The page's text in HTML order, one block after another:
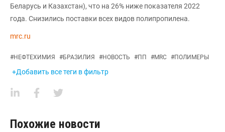
Беларусь и Казахстан), что на 26% ниже показателя 2022
года. Снизились поставки всех видов полипропилена.
mrc.ru
#НЕФТЕХИМИЯ #БРАЗИЛИЯ #НОВОСТЬ #ПП #MRC #ПОЛИМЕРЫ
+Добавить все теги в фильтр
Похожие новости